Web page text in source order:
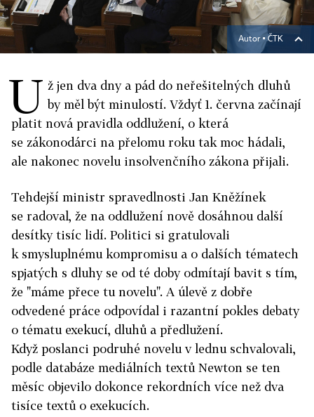
Autor ▪ČTK
U ž jen dva dny a pád do neřešitelných dluhů
by měl být minulostí. Vždyť 1. června začínají
platit nová pravidla oddlužení, o která
se zákonodárci na přelomu roku tak moc hádali,
ale nakonec novelu insolvenčního zákona přijali.
Tehdejší ministr spravedlnosti Jan Kněžínek
se radoval, že na oddlužení nově dosáhnou další
desítky tisíc lidí. Politici si gratulovali
k smysluplnému kompromisu a o dalších tématech
spjatých s dluhy se od té doby odmítají bavit s tím,
že "máme přece tu novelu". A úlevě z dobře
odvedené práce odpovídal i razantní pokles debaty
o tématu exekucí, dluhů a předlužení.
Když poslanci podruhé novelu v lednu schvalovali,
podle databáze mediálních textů Newton se ten
měsíc objevilo dokonce rekordních více než dva
tisíce textů o exekucích.